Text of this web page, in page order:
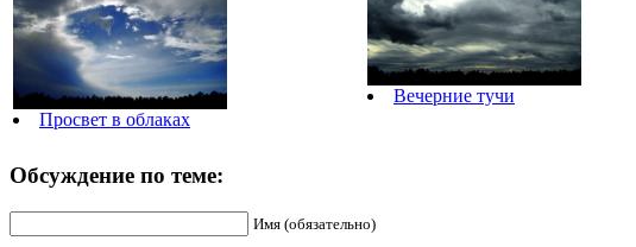
Просвет в облаках
Вечерние тучи
Обсуждение по теме:
Имя (обязательно)